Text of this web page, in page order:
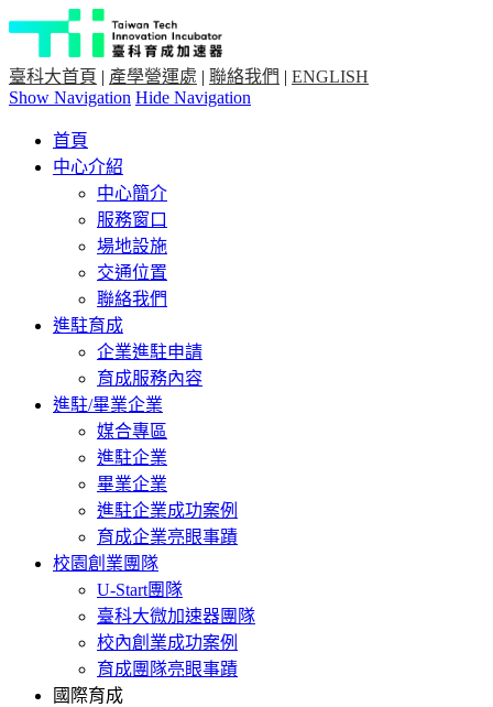
臺科大首頁 | 產學營運處 | 聯絡我們 | ENGLISH
Show Navigation Hide Navigation
首頁
中心介紹
中心簡介
服務窗口
場地設施
交通位置
聯絡我們
進駐育成
企業進駐申請
育成服務內容
進駐/畢業企業
媒合專區
進駐企業
畢業企業
進駐企業成功案例
育成企業亮眼事蹟
校園創業團隊
U-Start團隊
臺科大微加速器團隊
校內創業成功案例
育成團隊亮眼事蹟
國際育成